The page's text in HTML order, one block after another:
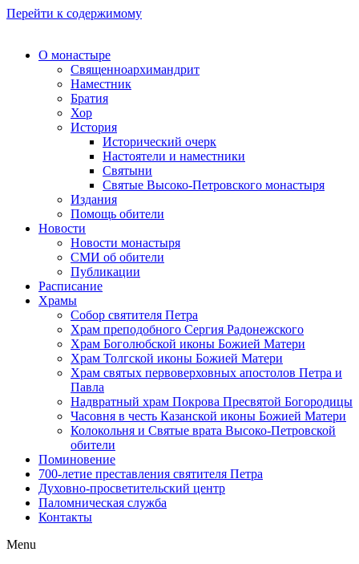
Перейти к содержимому
О монастыре
Священноархимандрит
Наместник
Братия
Хор
История
Исторический очерк
Настоятели и наместники
Святыни
Святые Высоко-Петровского монастыря
Издания
Помощь обители
Новости
Новости монастыря
СМИ об обители
Публикации
Расписание
Храмы
Собор святителя Петра
Храм преподобного Сергия Радонежского
Храм Боголюбской иконы Божией Матери
Храм Толгской иконы Божией Матери
Храм святых первоверховных апостолов Петра и
Павла
Надвратный храм Покрова Пресвятой Богородицы
Часовня в честь Казанской иконы Божией Матери
Колокольня и Святые врата Высоко-Петровской
обители
Поминовение
700-летие преставления святителя Петра
Духовно-просветительский центр
Паломническая служба
Контакты
Menu